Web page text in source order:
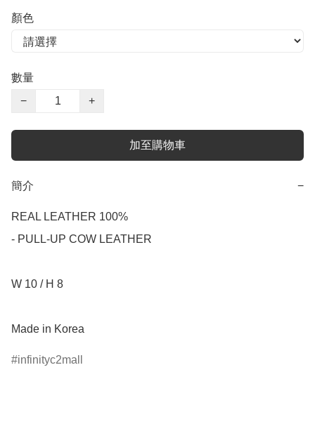
顏色
數量
−
+
加至購物車
簡介 −
REAL LEATHER 100%
- PULL-UP COW LEATHER
W 10 / H 8
Made in Korea
infinityc2mall